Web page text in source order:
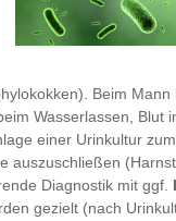
Beim Mann
Wasserlassen, Blut
einer Urinkultur
auszuschließen
Diagnostik mit ggf.
gezielt (nach